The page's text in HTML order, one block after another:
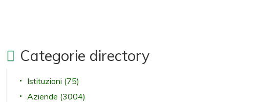
Categorie directory
Istituzioni (75)
Aziende (3004)